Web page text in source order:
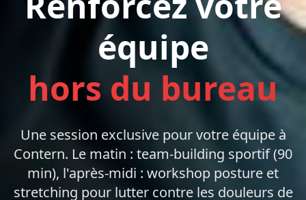
équipe
hors du bureau
Une session exclusive pour votre équipe à
Contern. Le matin : team-building sportif (90
min), l'après-midi : workshop posture et
stretching pour lutter contre les douleurs de